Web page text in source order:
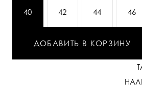
40 42 44 46
ДОБАВИТЬ В КОРЗИНУ